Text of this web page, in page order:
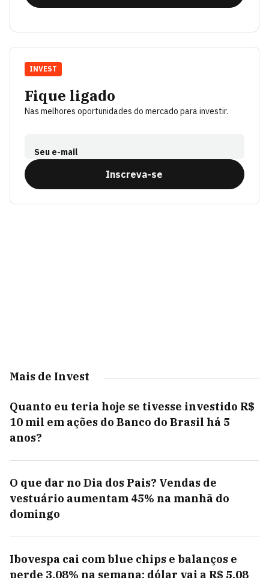
Fique ligado
Nas melhores oportunidades do mercado para investir.
Seu e-mail
Inscreva-se
INVEST
Mais de Invest
Quanto eu teria hoje se tivesse investido R$
10 mil em ações do Banco do Brasil há 5
anos?
O que dar no Dia dos Pais? Vendas de
vestuário aumentam 45% na manhã do
domingo
Ibovespa cai com blue chips e balanços e
perde 3,08% na semana; dólar vai a R$ 5,08